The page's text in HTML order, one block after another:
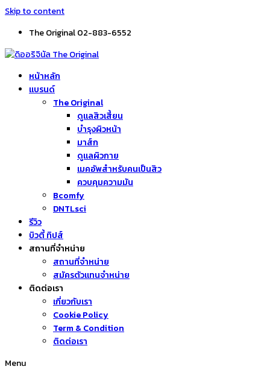
Skip to content
The Original 02-883-6552
หน้าหลัก
แบรนด์
The Original
ดูแลสิวเสี้ยน
บำรุงผิวหน้า
มาส์ก
ดูแลผิวกาย
เมคอัพสำหรับคนเป็นสิว
ควบคุมความมัน
Bcomfy
DNTLsci
รีวิว
บิวตี้ ทิปส์
สถานที่จำหน่าย
สถานที่จำหน่าย
สมัครตัวแทนจำหน่าย
ติดต่อเรา
เกี่ยวกับเรา
Cookie Policy
Term & Condition
ติดต่อเรา
Menu